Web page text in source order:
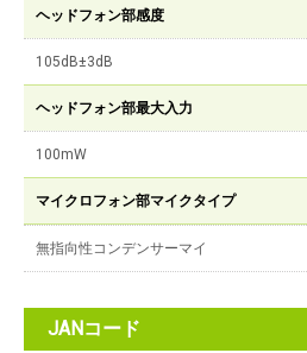
ヘッドフォン部感度
105dB±3dB
ヘッドフォン部最大入力
100mW
マイクロフォン部マイクタイプ
無指向性コンデンサーマイ
JANコード